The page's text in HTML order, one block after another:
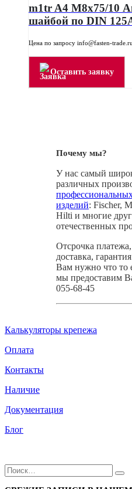
m1tr A4 M8x75/10
шайбой по DIN
Цена по запросу info@fasten-trade.ru
Оставить заявку
Почему мы?
У нас самый
различных
изделий: Fischer,
Hilti и многие
отечественных
Отсрочка
доставка,
Вам нужно что то
мы предоставим
055-68-45
Калькуляторы крепежа
Оплата
Контакты
Наличие
Документация
Блог